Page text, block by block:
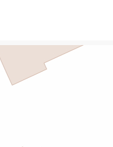
тариф «Базовий»